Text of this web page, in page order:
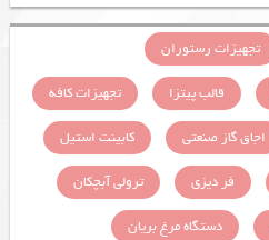
تجهیزات رستوران
قالب پیتزا
تجهیزات کافه
اجاق گاز صنعتی
کابینت استیل
فر دیزی
ترولی آبچکان
دستگاه مرغ بریان